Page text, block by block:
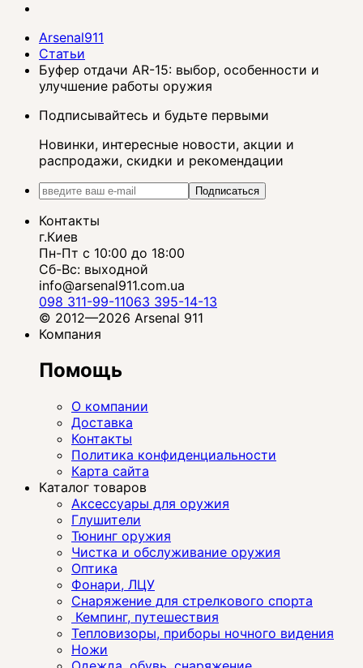
Arsenal911
Статьи
Буфер отдачи AR-15: выбор, особенности и
улучшение работы оружия
Подписывайтесь и будьте первыми
Новинки, интересные новости, акции и
распродажи, скидки и рекомендации
Подписаться
Контакты
г.Киев
Пн-Пт с 10:00 до 18:00
Сб-Вс: выходной
info@arsenal911.com.ua
098 311-99-11063 395-14-13
© 2012—2026 Arsenal 911
Компания
Помощь
О компании
Доставка
Контакты
Политика конфиденциальности
Карта сайта
Каталог товаров
Аксессуары для оружия
Глушители
Тюнинг оружия
Чистка и обслуживание оружия
Оптика
Фонари, ЛЦУ
Снаряжение для стрелкового спорта
Кемпинг, путешествия
Тепловизоры, приборы ночного видения
Ножи